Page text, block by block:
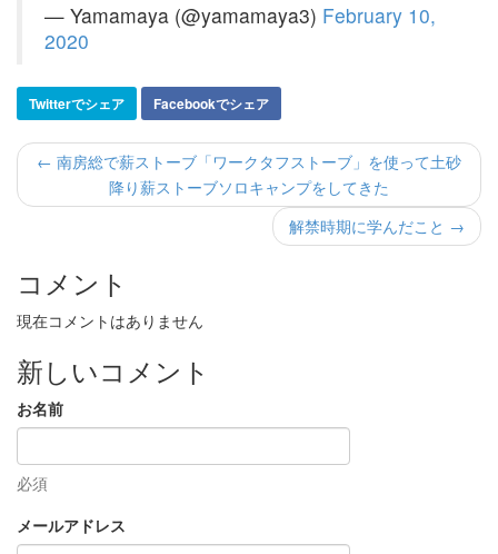
— Yamamaya (@yamamaya3) February 10,
2020
Twitterでシェア Facebookでシェア
← 南房総で薪ストーブ「ワークタフストーブ」を使って土砂
降り薪ストーブソロキャンプをしてきた
解禁時期に学んだこと →
コメント
現在コメントはありません
新しいコメント
お名前
必須
メールアドレス